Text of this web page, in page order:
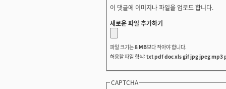
이 댓글에 이미지나 파일을 업로드 합니다.
새로운 파일 추가하기
파일 크기는8 MB보다 작아야 합니다.
허용할 파일 형식: txt pdf doc xls gif jpg jpeg mp3
CAPTCHA